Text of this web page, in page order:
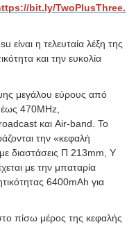
bit.ly/TwoPlusThree.
η τελευταία λέξη της
και την ευκολία
μεγάλου εύρους από
470MHz,
και Air-band. Το
την «κεφαλή
διαστάσεις Π 213mm, Υ
με την μπαταρία
6400mAh για
πίσω μέρος της κεφαλής